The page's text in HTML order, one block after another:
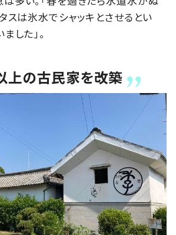
タスは氷水でシャッキとさせるとい
した」。
上の古民家を改築